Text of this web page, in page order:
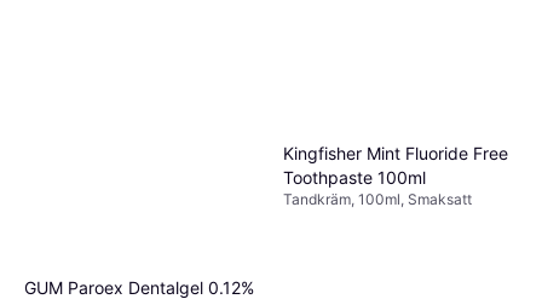
GUM Paroex Dentalgel 0.12%
Kingfisher Mint Fluoride Free
Toothpaste 100ml
Tandkräm, 100ml, Smaksatt